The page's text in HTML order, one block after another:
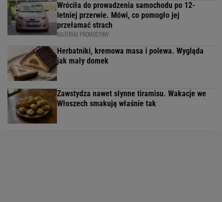
Wróciła do prowadzenia samochodu po 12-
letniej przerwie. Mówi, co pomogło jej
przełamać strach
MATERIAŁ PROMOCYJNY
Herbatniki, kremowa masa i polewa. Wygląda
jak mały domek
Zawstydza nawet słynne tiramisu. Wakacje we
Włoszech smakują właśnie tak